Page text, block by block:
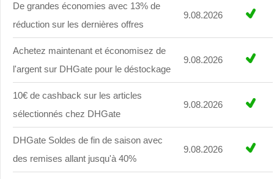
De grandes économies avec 13% de
réduction sur les dernières offres
9.08.2026
Achetez maintenant et économisez de
l'argent sur DHGate pour le déstockage
9.08.2026
10€ de cashback sur les articles
sélectionnés chez DHGate
9.08.2026
DHGate Soldes de fin de saison avec
des remises allant jusqu'à 40%
9.08.2026